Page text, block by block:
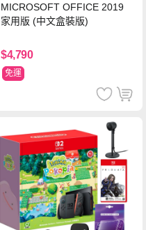
MICROSOFT OFFICE 2019
家用版 (中文盒裝版)
$4,790
免運